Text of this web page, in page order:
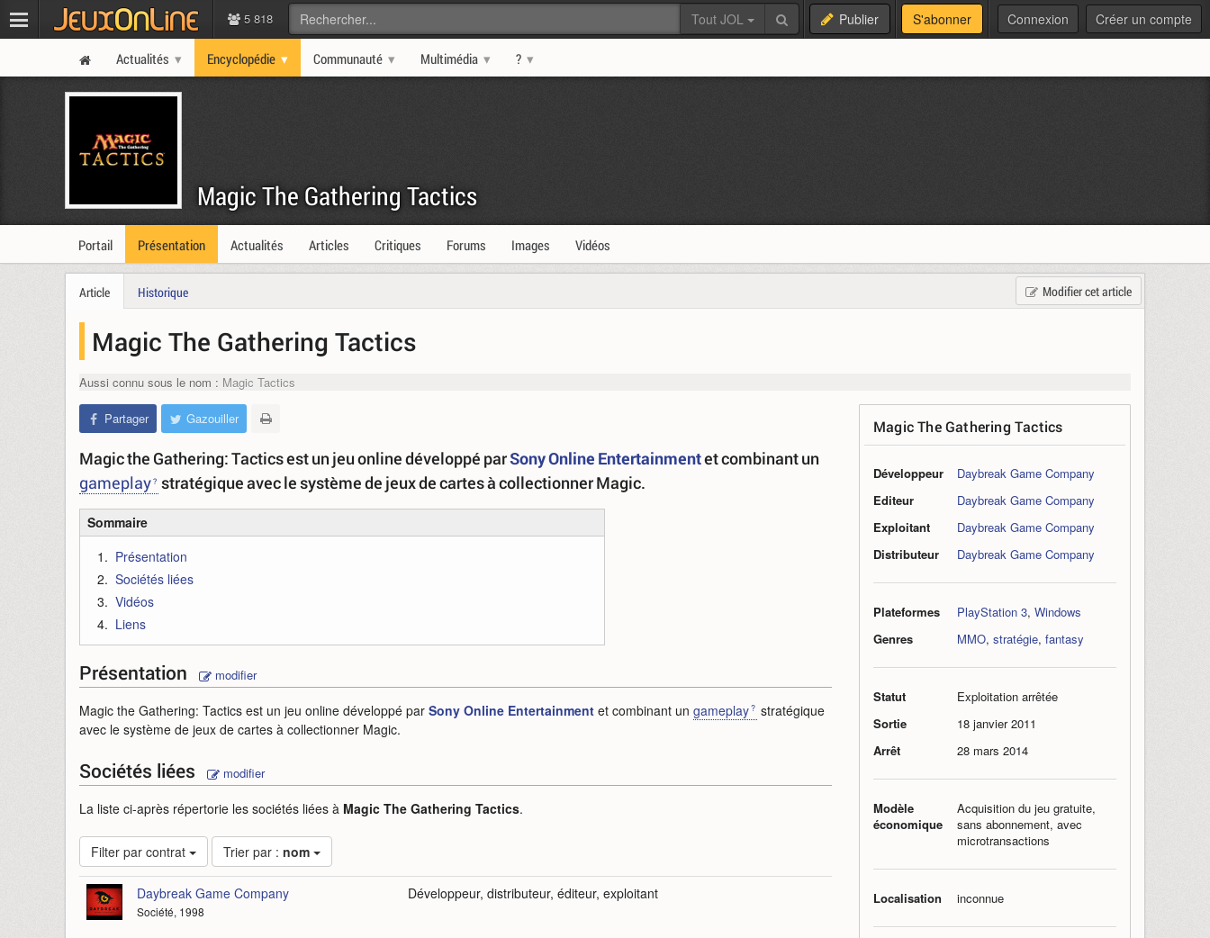
5 818 Tout JOL Publier S'abonner Connexion Créer un compte
Actualités Encyclopédie Communauté Multimédia ?
Magic The Gathering Tactics
Portail Présentation Actualités Articles Critiques Forums Images Vidéos
Modifier cet article
Article Historique
Magic The Gathering Tactics
Aussi connu sous le nom : Magic Tactics
Magic The Gathering Tactics
Développeur
Daybreak Game Company
Editeur
Daybreak Game Company
Exploitant
Daybreak Game Company
Distributeur
Daybreak Game Company
Plateformes PlayStation 3, Windows
Genres
MMO, stratégie, fantasy
Statut
Exploitation arrêtée
Sortie
18 janvier 2011
Arrêt
28 mars 2014
Modèle
économique
Acquisition du jeu gratuite,
sans abonnement, avec
microtransactions
Localisation inconnue
Partager Gazouiller
Magic the Gathering: Tactics est un jeu online développé parSony Online Entertainmentet combinant un
gameplay stratégique avec le système de jeux de cartes à collectionner Magic.
Sommaire
Présentation
Sociétés liées
Vidéos
Liens
Présentation modifier
Magic the Gathering: Tactics est un jeu online développé par Sony Online Entertainment et combinant un gameplay
stratégique
avec le système de jeux de cartes à collectionner Magic.
Sociétés liées modifier
La liste ci-après répertorie les sociétés liées à Magic The Gathering Tactics.
Filter par contrat Trier par : nom
Daybreak Game Company
Société, 1998
Développeur, distributeur, éditeur, exploitant